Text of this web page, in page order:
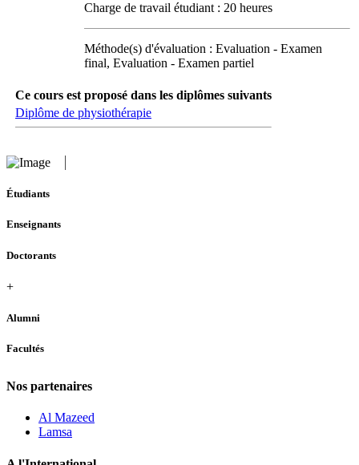
Charge de travail étudiant : 20 heures
Méthode(s) d'évaluation : Evaluation - Examen
final, Evaluation - Examen partiel
Ce cours est proposé dans les diplômes suivants
Diplôme de physiothérapie
Étudiants
Enseignants
Doctorants
+
Alumni
Facultés
Nos partenaires
Al Mazeed
Lamsa